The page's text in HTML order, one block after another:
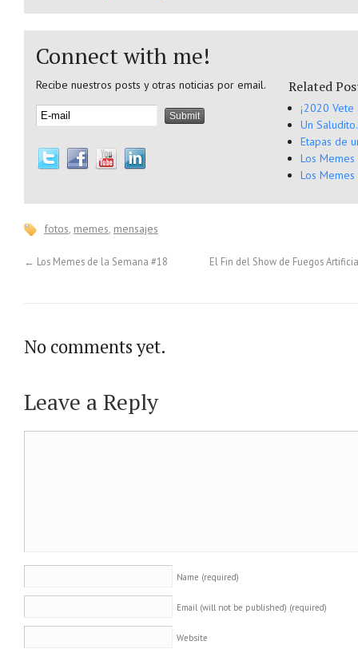
Connect with me!
Recibe nuestros posts y otras noticias por email. Related
¡2020 Vete
Un
Etapas de
Los
Los
fotos memes mensajes
← Los Memes de la Semana #18 El Fin del Show de Fuegos
No comments yet.
Leave a Reply
Name (required)
Email (will not be published) (required)
Website